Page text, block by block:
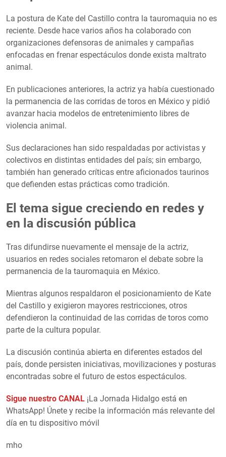
La postura de Kate del Castillo contra la tauromaquia no es
reciente. Desde hace varios años ha colaborado con
organizaciones defensoras de animales y campañas
enfocadas en frenar espectáculos donde exista maltrato
animal.
En publicaciones anteriores, la actriz ya había cuestionado
la permanencia de las corridas de toros en México y pidió
avanzar hacia modelos de entretenimiento libres de
violencia animal.
Sus declaraciones han sido respaldadas por activistas y
colectivos en distintas entidades del país; sin embargo,
también han generado críticas entre aficionados taurinos
que defienden estas prácticas como tradición.
El tema sigue creciendo en redes y
en la discusión pública
Tras difundirse nuevamente el mensaje de la actriz,
usuarios en redes sociales retomaron el debate sobre la
permanencia de la tauromaquia en México.
Mientras algunos respaldaron el posicionamiento de Kate
del Castillo y exigieron mayores restricciones, otros
defendieron la continuidad de las corridas de toros como
parte de la cultura popular.
La discusión continúa abierta en diferentes estados del
país, donde persisten iniciativas, movilizaciones y posturas
encontradas sobre el futuro de estos espectáculos.
Sigue nuestro CANAL ¡La Jornada Hidalgo está en
WhatsApp! Únete y recibe la información más relevante del
día en tu dispositivo móvil
mho